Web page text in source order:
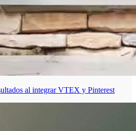
al integrar VTEX y Pinterest